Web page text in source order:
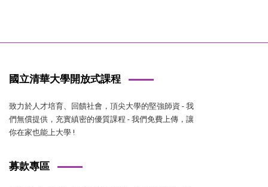
國立清華大學開放式課程
致力於人才培育、回饋社會，頂尖大學的堅強師資 - 我
們無償提供，充實縝密的優質課程 - 我們免費上傳，讓
你在家也能上大學 !
募款專區